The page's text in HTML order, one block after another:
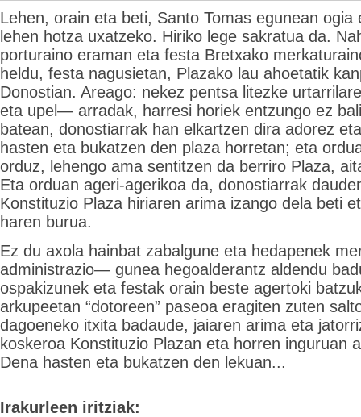
Lehen, orain eta beti, Santo Tomas egunean
lehen hotza uxatzeko. Hiriko lege sakratua da.
porturaino eraman eta festa Bretxako
heldu, festa nagusietan, Plazako lau ahoetatik
Donostian. Areago: nekez pentsa litezke
eta upel— arradak, harresi horiek entzungo ez
batean, donostiarrak han elkartzen dira adorez
hasten eta bukatzen den plaza horretan; eta
orduz, lehengo ama sentitzen da berriro Plaza,
Eta orduan ageri-agerikoa da, donostiarrak
Konstituzio Plaza hiriaren arima izango dela beti
haren burua.
Ez du axola hainbat zabalgune eta hedapenek
administrazio— gunea hegoalderantz aldendu
ospakizunek eta festak orain beste agertoki
arkupeetan “dotoreen” paseoa eragiten zuten
dagoeneko itxita badaude, jaiaren arima eta
koskeroa Konstituzio Plazan eta horren inguruan
Dena hasten eta bukatzen den lekuan...
Irakurleen iritziak: